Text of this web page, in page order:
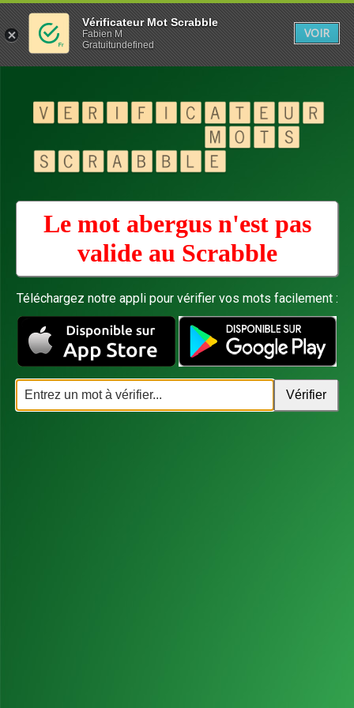
Le mot abergus n'est pas
valide au Scrabble
Téléchargez notre appli pour vérifier vos mots facilement :
Vérificateur Mot Scrabble
Fabien M
Gratuitundefined
VOIR